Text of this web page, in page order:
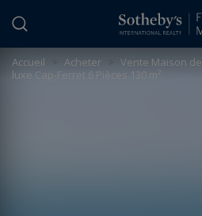
Accueil > Acheter > Vente Maison de
luxe Cap-Ferret 6 Pièces 130 m²